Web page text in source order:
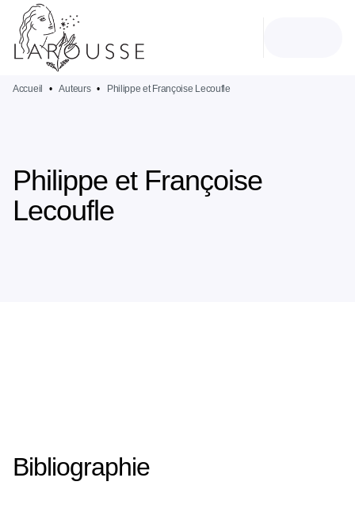
MENU
PIED DE PAGE
Accueil • Auteurs • Philippe et Françoise Lecoufle
Philippe et Françoise
Lecoufle
Bibliographie